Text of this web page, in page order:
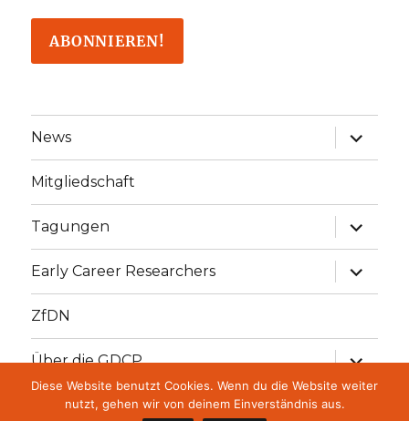
News
öffnen
Mitgliedschaft
Tagungen
öffnen
Early Career Researchers
öffnen
ZfDN
Über die GDCP
GDCP Stiftung
öffnen
Diese Website benutzt Cookies. Wenn du die Website weiter
nutzt, gehen wir von deinem Einverständnis aus.